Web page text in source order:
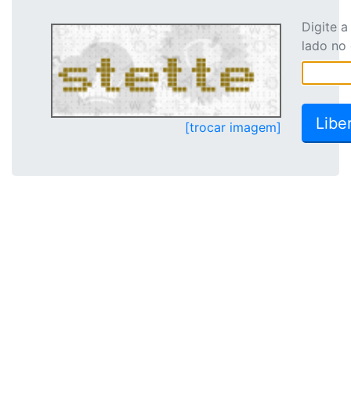
[trocar imagem]
Digite
lado no